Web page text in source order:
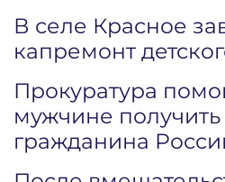
В селе Красное
капремонт
Прокуратура
мужчине
гражданина